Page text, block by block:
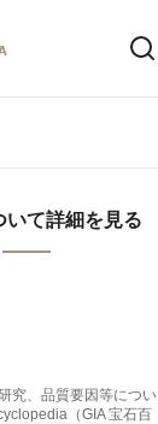
いて詳細を見る
究、品質要因等につい
（GIA 宝石百